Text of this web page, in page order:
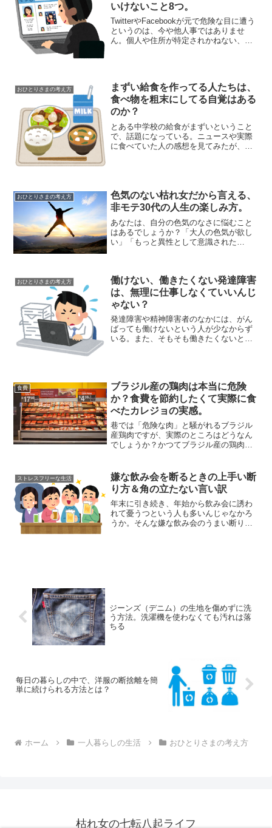
いけないこと8つ。
TwitterやFacebookが元で危険な目に遭う
というのは、今や他人事ではありませ
ん。個人や住所が特定されかねない、絶
おひとりさまの考え方
まずい給食を作ってる人たちは、
食べ物を粗末にしてる自覚はある
のか？
とある中学校の給食がまずいということ
で、話題になっている。ニュースや実際
に食べていた人の感想を見てみたが、思
おひとりさまの考え方
色気のない枯れ女だから言える、
非モテ30代の人生の楽しみ方。
あなたは、自分の色気のなさに悩むこと
はあるでしょうか？「大人の色気が欲し
い」「もっと異性として意識された
だからこそ、楽しめることもあ...
おひとりさまの考え方
働けない、働きたくない発達障害
は、無理に仕事しなくていいんじ
ゃない？
発達障害や精神障害者のなかには、がん
ばっても働けないという人が少なからず
いる。また、そもそも働きたくないとい
食費
ブラジル産の鶏肉は本当に危険
か？食費を節約したくて実際に食
べたカレジョの実感。
巷では「危険な肉」と騒がれるブラジル
産鶏肉ですが、実際のところはどうなん
でしょうか？かつてブラジル産の鶏肉を
約するため、冷凍のブラジル産鶏肉に頼
った時期がありました。世...
ストレスフリーな生活
嫌な飲み会を断るときの上手い断
り方＆角の立たない言い訳
年末に引き続き、年始から飲み会に誘わ
れて憂うつという人も多いんじゃなかろ
うか。そんな嫌な飲み会のうまい断り方
ジーンズ（デニム）の生地を傷めずに洗
う方法。洗濯機を使わなくても汚れは落
ちる
每日の暮らしの中で、洋服の断捨離を簡
単に続けられる方法とは？
ホーム 一人暮らしの生活 おひとりさまの考え方
枯れ女の七転八起ライフ